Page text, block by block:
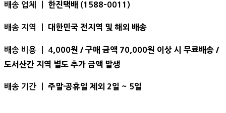
배송 업체 ㅣ 한진택배 (1588-0011)
배송 지역 ㅣ 대한민국 전지역 및 해외 배송
배송 비용 ㅣ 4 ,000원 / 구매 금액 70,000원 이상 시 무료배송 /
도서산간 지역 별도 추가 금액 발생
배송 기간 ㅣ 주말·공휴일 제외 2일 ~ 5일